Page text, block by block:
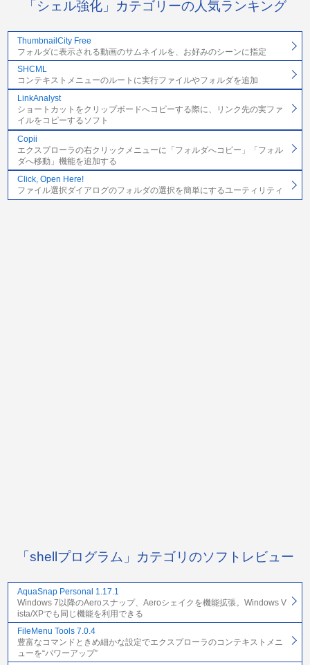
「シェル強化」カテゴリーの人気ランキング
ThumbnailCity Free
フォルダに表示される動画のサムネイルを、お好みのシーンに指定
SHCML
コンテキストメニューのルートに実行ファイルやフォルダを追加
LinkAnalyst
ショートカットをクリップボードへコピーする際に、リンク先の実ファ
イルをコピーするソフト
Copii
エクスプローラの右クリックメニューに「フォルダへコピー」「フォル
ダへ移動」機能を追加する
Click, Open Here!
ファイル選択ダイアログのフォルダの選択を簡単にするユーティリティ
「shellプログラム」カテゴリのソフトレビュー
AquaSnap Personal 1.17.1
Windows 7以降のAeroスナップ、Aeroシェイクを機能拡張。Windows V
ista/XPでも同じ機能を利用できる
FileMenu Tools 7.0.4
豊富なコマンドときめ細かな設定でエクスプローラのコンテキストメニ
ューを“パワーアップ”